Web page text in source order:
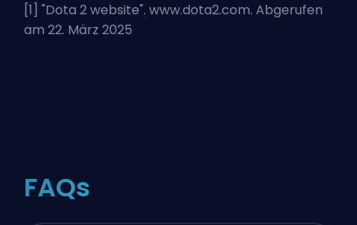
[1] "Dota 2 website". www.dota2.com. Abgerufen
am 22. März 2025
FAQs